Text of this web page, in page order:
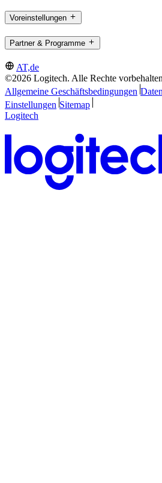
Voreinstellungen
Partner & Programme
AT,de
©2026 Logitech. Alle Rechte vorbehalten
Allgemeine Geschäftsbedingungen
Einstellungen Sitemap
Logitech